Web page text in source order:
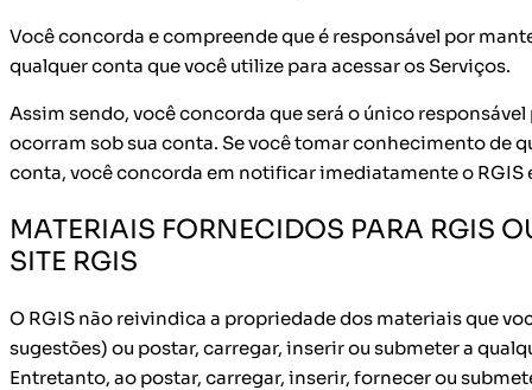
Você concorda e compreende que é responsável por
qualquer conta que você utilize para acessar os Serviços.
Assim sendo, você concorda que será o único
ocorram sob sua conta. Se você tomar conhecimento de
conta, você concorda em notificar imediatamente o
MATERIAIS FORNECIDOS PARA RGIS
SITE RGIS
O RGIS não reivindica a propriedade dos materiais que
sugestões) ou postar, carregar, inserir ou submeter a
Entretanto, ao postar, carregar, inserir, fornecer ou